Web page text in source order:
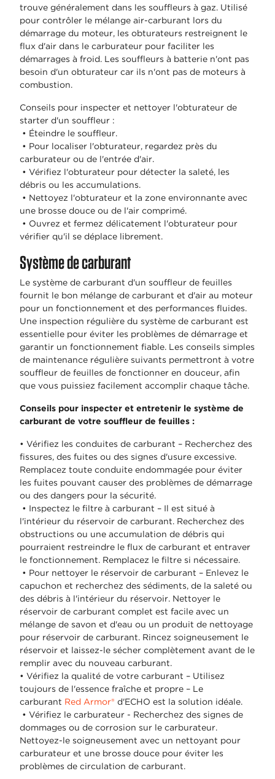
trouve généralement dans les souffleurs à gaz. Utilisé
pour contrôler le mélange air-carburant lors du
démarrage du moteur, les obturateurs restreignent le
flux d'air dans le carburateur pour faciliter les
démarrages à froid. Les souffleurs à batterie n'ont pas
besoin d'un obturateur car ils n'ont pas de moteurs à
combustion.
Conseils pour inspecter et nettoyer l'obturateur de
starter d'un souffleur :
• Éteindre le souffleur.
• Pour localiser l'obturateur, regardez près du
carburateur ou de l'entrée d'air.
• Vérifiez l'obturateur pour détecter la saleté, les
débris ou les accumulations.
• Nettoyez l'obturateur et la zone environnante avec
une brosse douce ou de l'air comprimé.
• Ouvrez et fermez délicatement l'obturateur pour
vérifier qu'il se déplace librement.
Système de carburant
Le système de carburant d'un souffleur de feuilles
fournit le bon mélange de carburant et d'air au moteur
pour un fonctionnement et des performances fluides.
Une inspection régulière du système de carburant est
essentielle pour éviter les problèmes de démarrage et
garantir un fonctionnement fiable. Les conseils simples
de maintenance régulière suivants permettront à votre
souffleur de feuilles de fonctionner en douceur, afin
que vous puissiez facilement accomplir chaque tâche.
Conseils pour inspecter et entretenir le système de
carburant de votre souffleur de feuilles :
• Vérifiez les conduites de carburant – Recherchez des
fissures, des fuites ou des signes d'usure excessive.
Remplacez toute conduite endommagée pour éviter
les fuites pouvant causer des problèmes de démarrage
ou des dangers pour la sécurité.
• Inspectez le filtre à carburant – Il est situé à
l'intérieur du réservoir de carburant. Recherchez des
obstructions ou une accumulation de débris qui
pourraient restreindre le flux de carburant et entraver
le fonctionnement. Remplacez le filtre si nécessaire.
• Pour nettoyer le réservoir de carburant – Enlevez le
capuchon et recherchez des sédiments, de la saleté ou
des débris à l'intérieur du réservoir. Nettoyer le
réservoir de carburant complet est facile avec un
mélange de savon et d'eau ou un produit de nettoyage
pour réservoir de carburant. Rincez soigneusement le
réservoir et laissez-le sécher complètement avant de le
remplir avec du nouveau carburant.
• Vérifiez la qualité de votre carburant – Utilisez
toujours de l'essence fraîche et propre – Le
carburant Red Armor® d'ECHO est la solution idéale.
• Vérifiez le carburateur - Recherchez des signes de
dommages ou de corrosion sur le carburateur.
Nettoyez-le soigneusement avec un nettoyant pour
carburateur et une brosse douce pour éviter les
problèmes de circulation de carburant.